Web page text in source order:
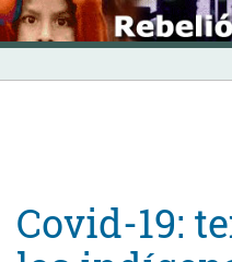
Skip
to
content
INICIO
Covid-19: